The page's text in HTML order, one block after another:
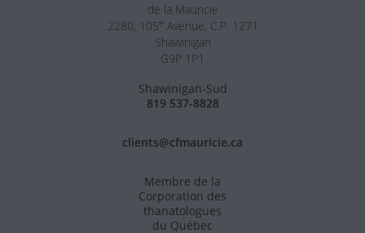
de la Mauricie
2280, 105e Avenue, C.P. 1271
Shawinigan
G9P 1P1
Shawinigan-Sud
819 537-8828
clients@cfmauricie.ca
Membre de la
Corporation des
thanatologues
du Québec